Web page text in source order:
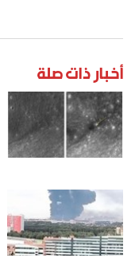
أخبار ذات صلة